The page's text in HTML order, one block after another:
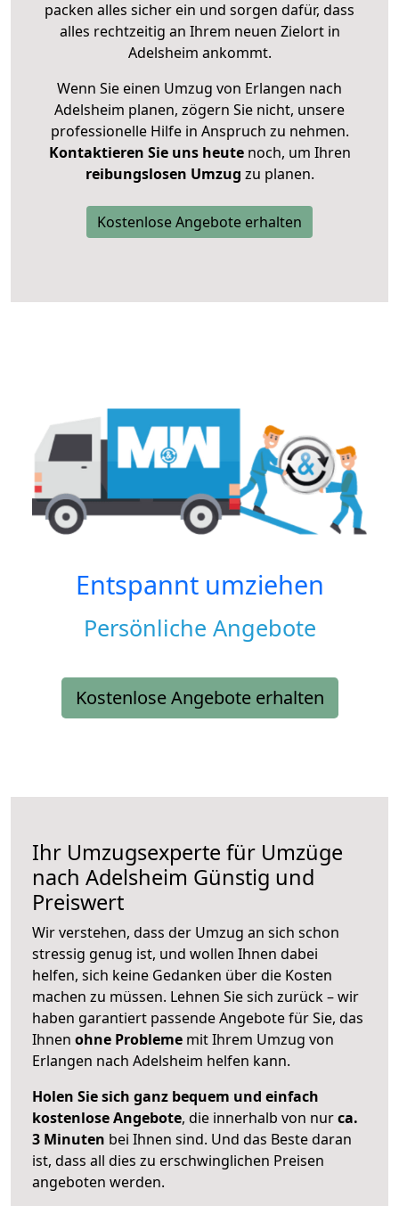
packen alles sicher ein und sorgen dafür, dass
alles rechtzeitig an Ihrem neuen Zielort in
Adelsheim ankommt.
Wenn Sie einen Umzug von Erlangen nach
Adelsheim planen, zögern Sie nicht, unsere
professionelle Hilfe in Anspruch zu nehmen.
Kontaktieren Sie uns heutenoch, um Ihren
reibungslosen Umzug zu planen.
Kostenlose Angebote erhalten
Entspannt umziehen
Persönliche Angebote
Kostenlose Angebote erhalten
Ihr Umzugsexperte für Umzüge
nach Adelsheim Günstig und
Preiswert
Wir verstehen, dass der Umzug an sich schon
stressig genug ist, und wollen Ihnen dabei
helfen, sich keine Gedanken über die Kosten
machen zu müssen. Lehnen Sie sich zurück – wir
haben garantiert passende Angebote für Sie, das
Ihnen ohne Probleme mit Ihrem Umzug von
Erlangen nach Adelsheim helfen kann.
Holen Sie sich ganz bequem und einfach
kostenlose Angebote, die innerhalb von nurca.
3 Minuten bei Ihnen sind. Und das Beste daran
ist, dass all dies zu erschwinglichen Preisen
angeboten werden.